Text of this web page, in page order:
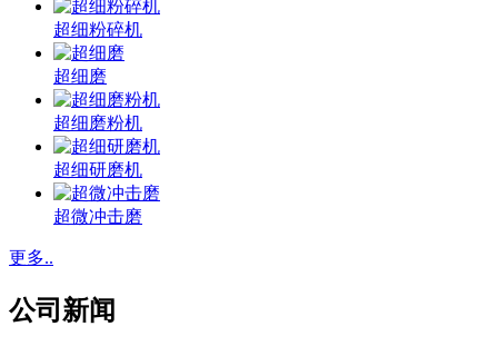
超细粉碎机
超细磨
超细磨粉机
超细研磨机
超微冲击磨
更多..
公司新闻